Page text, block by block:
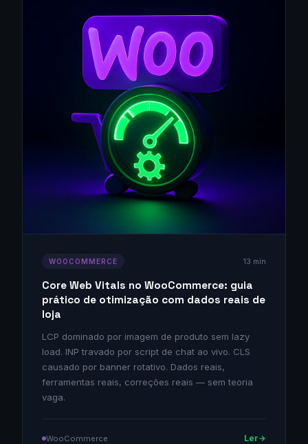
WOOCOMMERCE 13 min
Core Web Vitals no WooCommerce: guia
prático de otimização com dados reais de
loja
LCP dominado por imagem de produto sem lazy
load. INP travado por script de chat ao vivo. CLS
causado por banner rotativo. Dados reais,
ferramentas reais, correções reais — sem teoria
vaga.
WooCommerce Ler